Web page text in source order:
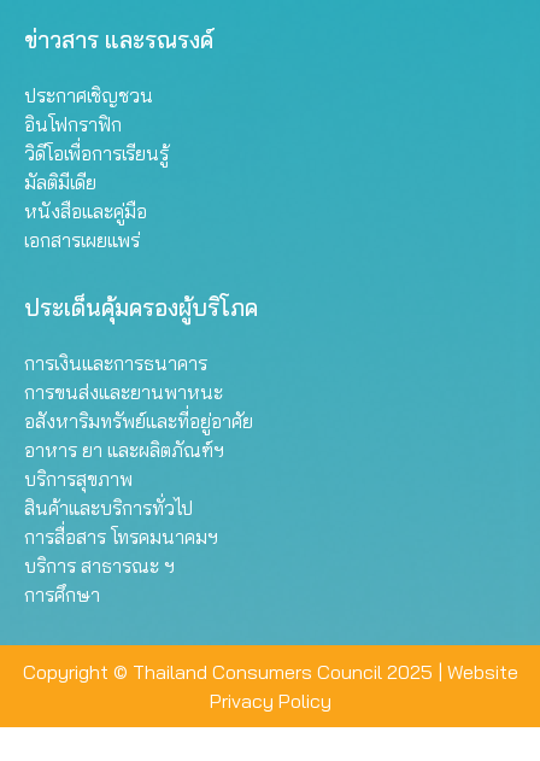
ข่าวสาร และรณรงค์
ประกาศเชิญชวน
อินโฟกราฟิก
วิดีโอเพื่อการเรียนรู้
มัลติมีเดีย
หนังสือและคู่มือ
เอกสารเผยแพร่
ประเด็นคุ้มครองผู้บริโภค
การเงินและการธนาคาร
การขนส่งและยานพาหนะ
อสังหาริมทรัพย์และที่อยู่อาศัย
อาหาร ยา และผลิตภัณฑ์ฯ
บริการสุขภาพ
สินค้าและบริการทั่วไป
การสื่อสาร โทรคมนาคมฯ
บริการ สาธารณะ ฯ
การศึกษา
Copyright © Thailand Consumers Council 2025 | Website
Privacy Policy